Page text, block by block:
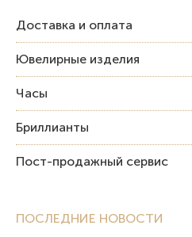
ПОСЛЕДНИЕ НОВОСТИ
Доставка и оплата
Ювелирные изделия
Часы
Бриллианты
Пост-продажный сервис